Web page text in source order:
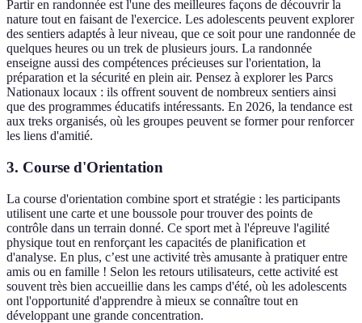
Partir en randonnée est l'une des meilleures façons de découvrir la
nature tout en faisant de l'exercice. Les adolescents peuvent explorer
des sentiers adaptés à leur niveau, que ce soit pour une randonnée de
quelques heures ou un trek de plusieurs jours. La randonnée
enseigne aussi des compétences précieuses sur l'orientation, la
préparation et la sécurité en plein air. Pensez à explorer les Parcs
Nationaux locaux : ils offrent souvent de nombreux sentiers ainsi
que des programmes éducatifs intéressants. En 2026, la tendance est
aux treks organisés, où les groupes peuvent se former pour renforcer
les liens d'amitié.
3. Course d'Orientation
La course d'orientation combine sport et stratégie : les participants
utilisent une carte et une boussole pour trouver des points de
contrôle dans un terrain donné. Ce sport met à l'épreuve l'agilité
physique tout en renforçant les capacités de planification et
d'analyse. En plus, c’est une activité très amusante à pratiquer entre
amis ou en famille ! Selon les retours utilisateurs, cette activité est
souvent très bien accueillie dans les camps d'été, où les adolescents
ont l'opportunité d'apprendre à mieux se connaître tout en
développant une grande concentration.